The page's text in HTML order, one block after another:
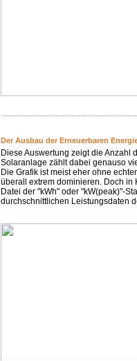
Der Ausbau der Erneuerbaren
Diese Auswertung zeigt die Anzahl
Solaranlage zählt dabei genauso
Die Grafik ist meist eher ohne
überall extrem dominieren. Doch in
Datei der "kWh" oder "kW(peak)"-
durchschnittlichen Leistungsdaten